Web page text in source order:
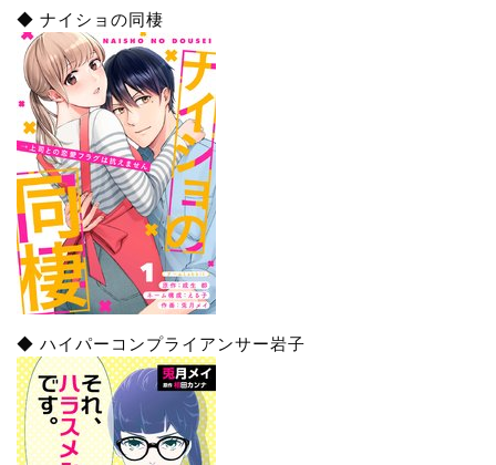
◆ ナイショの同棲
◆ ハイパーコンプライアンサー岩子